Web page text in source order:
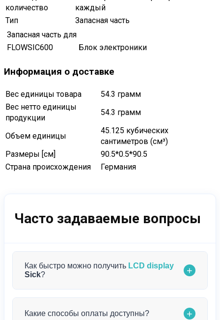
количество
каждый
Тип
Запасная часть
Запасная часть для
FLOWSIC600
Блок электроники
Информация о доставке
Вес единицы товара
54.3 грамм
Вес нетто единицы
продукции
54.3 грамм
Объем единицы
45.125 кубических
сантиметров (см³)
Размеры [см]
90.5*0.5*90.5
Страна происхождения
Германия
Часто задаваемые вопросы
Как быстро можно получить LCD display
Sick? +
Какие способы оплаты доступны? +